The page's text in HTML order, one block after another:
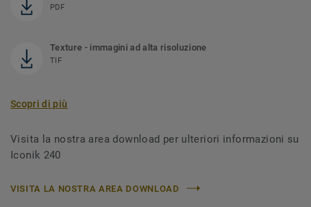
PDF
Texture - immagini ad alta risoluzione
TIF
Scopri di più
Visita la nostra area download per ulteriori informazioni su
Iconik 240
VISITA LA NOSTRA AREA DOWNLOAD